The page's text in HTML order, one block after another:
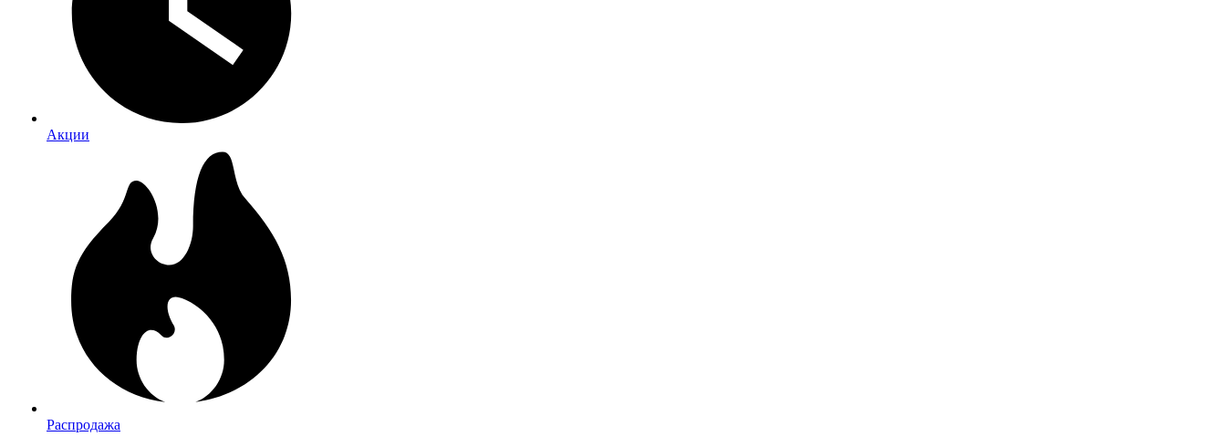
Акции
Распродажа